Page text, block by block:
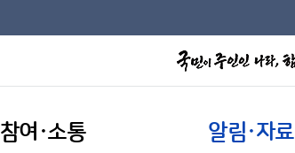
참여·소통 알림·자료